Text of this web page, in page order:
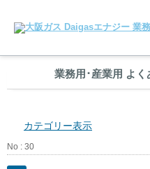
業務用 ･産業用 よ
カテゴリー表示
No : 30